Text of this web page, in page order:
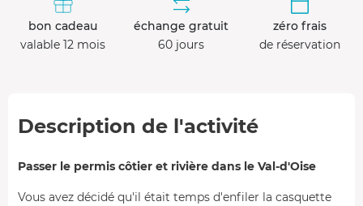
bon cadeau
valable 12 mois
échange gratuit
60 jours
zéro frais
de réservation
Description de l'activité
Passer le permis côtier et rivière dans le Val-d'Oise
Vous avez décidé qu'il était temps d'enfiler la casquette